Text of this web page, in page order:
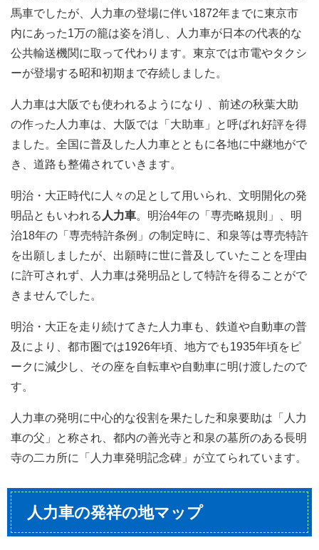
馬車でしたが、人力車の登場に伴い1872年までに東京市
内にあった1万の籠は姿を消し、人力車が日本の代表的な
公共輸送機関に取って代わります。東京では市電やタクシ
ーが登場する昭和初期まで存続しました。
人力車は大阪でも使われるようになり 、前述の秋葉大助
の作った人力車は、大阪では「大助車」と呼ばれ好評を得
ました。全国に普及した人力車とともに各地に中継地がで
き、道路も整備されていきます。
明治・大正時代に人々の足として用いられ、文明開化の発
明品ともいわれる 人力車。明治4年の「専売略規則」、明
治18年の「専売特許条例」の制定時に、和泉等は専売特許
を出願しましたが、出願時に世に普及していたことを理由
に許可されず、人力車は発明品として特許を得ることがで
きませんでした。
明治・大正を走り続けてきた人力車も、鉄道や自動車の普
及により、都市圏では1926年頃、地方でも1935年頃をピ
ークに減少し、その座を自転車や自動車に明け渡したので
す。
人力車の発明に中心的な役割を果たした和泉要助は「人力
車の父」と称され、都内の善光寺と和泉の墓所のある長明
寺の二カ所に「人力車発明記念碑」が立てられています。
人力車の発祥の地マップ